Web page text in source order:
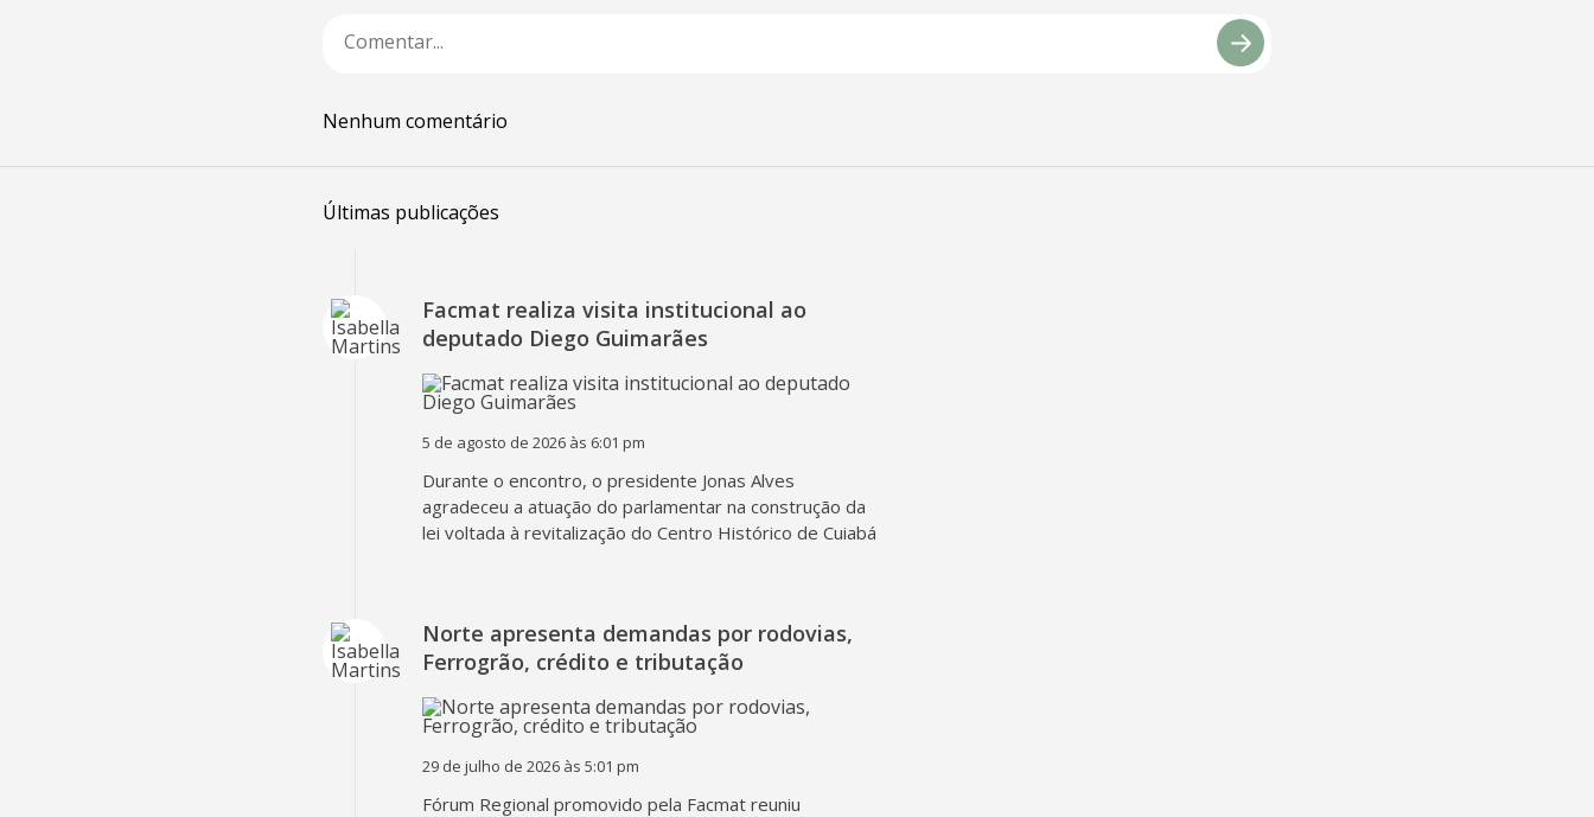
Nenhum comentário
Últimas publicações
Facmat realiza visita institucional ao
deputado Diego Guimarães
5 de agosto de 2026 às 6:01 pm
Durante o encontro, o presidente Jonas Alves
agradeceu a atuação do parlamentar na construção da
lei voltada à revitalização do Centro Histórico de Cuiabá
Norte apresenta demandas por rodovias,
Ferrogrão, crédito e tributação
29 de julho de 2026 às 5:01 pm
Fórum Regional promovido pela Facmat reuniu